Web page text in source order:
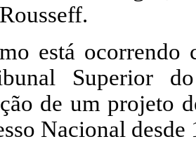
está ocorrendo
Superior
de um projeto
Nacional desde